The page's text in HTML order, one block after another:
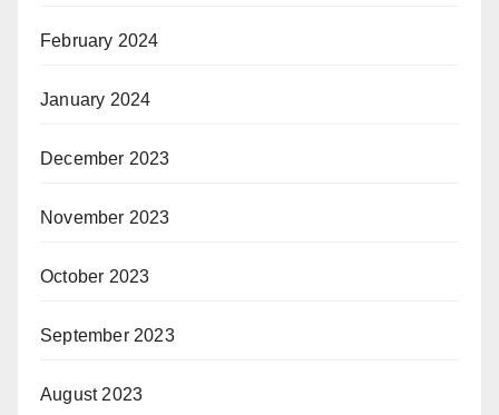
February 2024
January 2024
December 2023
November 2023
October 2023
September 2023
August 2023